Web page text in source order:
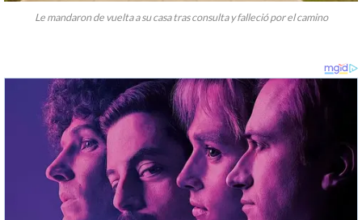
Le mandaron de vuelta a su casa tras consulta y falleció por el camino